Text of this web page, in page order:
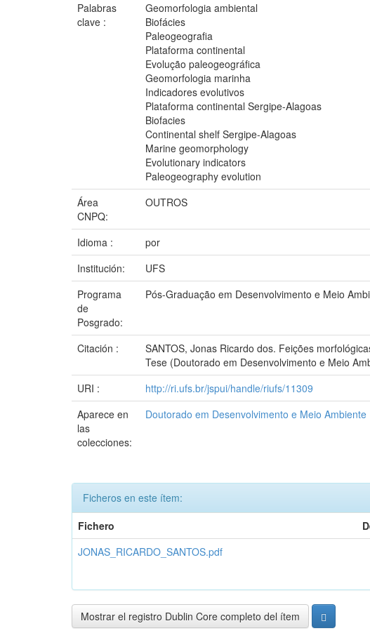
Palabras
clave :
Geomorfologia ambiental
Biofácies
Paleogeografia
Plataforma continental
Evolução paleogeográfica
Geomorfologia marinha
Indicadores evolutivos
Plataforma continental Sergipe-Alagoas
Biofacies
Continental shelf Sergipe-Alagoas
Marine geomorphology
Evolutionary indicators
Paleogeography evolution
Área
CNPQ:
OUTROS
Idioma :
por
Institución:
UFS
Programa
de
Posgrado:
Pós-Graduação em Desenvolvimento e Meio
Citación :
SANTOS, Jonas Ricardo dos. Feições
Tese (Doutorado em Desenvolvimento e Meio
URI :
http://ri.ufs.br/jspui/handle/riufs/11309
Aparece en
las
colecciones:
Doutorado em Desenvolvimento e Meio Ambiente
Ficheros en este ítem:
Fichero
JONAS_RICARDO_SANTOS.pdf
Mostrar el registro Dublin Core completo del ítem